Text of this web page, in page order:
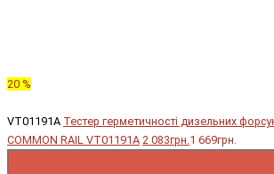
20 %
VT01191A Тестер герметичності дизельних
COMMON RAIL VT01191A 2 083грн.1 669грн.